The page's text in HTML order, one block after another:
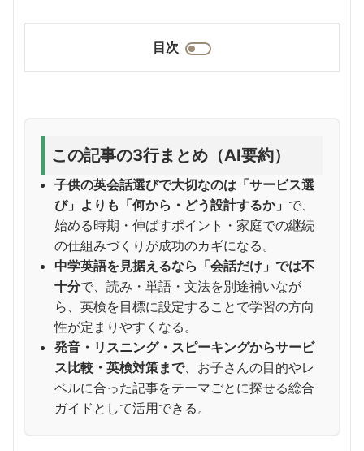
目次
この記事の3行まとめ（AI要約）
子供の英会話選びで大切なのは「サービス選
び」よりも「何から・どう設計するか」 で、
始める時期・伸ばすポイント・家庭での継続
の仕組みづくりが成功のカギになる。
中学英語を見据えるなら「会話だけ」では不
十分で、読み・単語・文法を別途補いなが
ら、英検を目標に設定することで学習の方向
性が定まりやすくなる。
発音・リスニング・スピーキングからサービ
ス比較・英検対策まで、お子さんの目的やレ
ベルに合った記事をテーマごとに探せる総合
ガイドとして活用できる。